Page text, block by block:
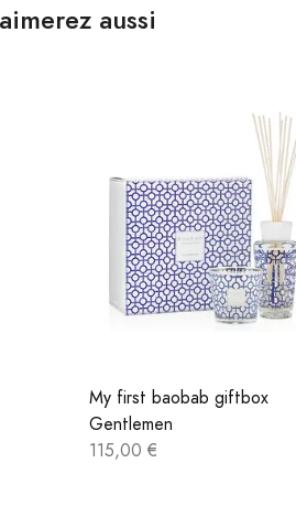
aussi
My first baobab giftbox
Gentlemen
115,00 €